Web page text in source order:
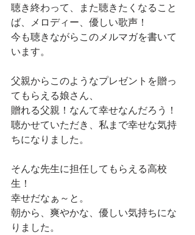
聴き終わって、また聴きたくなること
ば、メロディー、優しい歌声！
今も聴きながらこのメルマガを書いて
います。
父親からこのようなプレゼントを贈っ
てもらえる娘さん、
贈れる父親！なんて幸せなんだろう！
聴かせていただき、私まで幸せな気持
ちになりました。
そんな先生に担任してもらえる高校
生！
幸せだなぁ～と。
朝から、爽やかな、優しい気持ちにな
りました。